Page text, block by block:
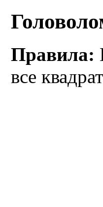
Правила:
все